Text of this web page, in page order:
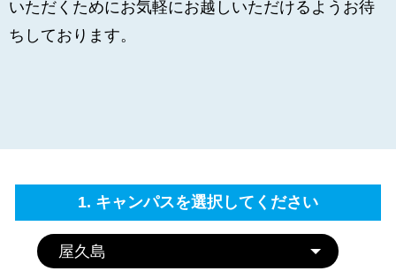
いただくためにお気軽にお越しいただけるようお待
ちしております。
1. キャンパスを選択してください